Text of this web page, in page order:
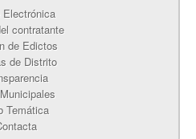
Electrónica
contratante
de Edictos
de Distrito
Temática